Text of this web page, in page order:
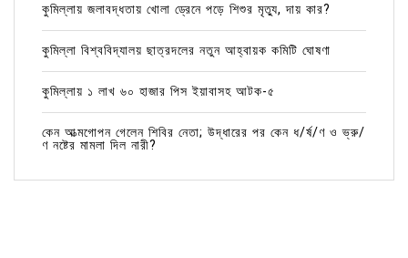
কুমিল্লায় জলাবদ্ধতায় খোলা ড্রেনে পড়ে শিশুর মৃত্যু, দায় কার?
কুমিল্লা বিশ্ববিদ্যালয় ছাত্রদলের নতুন আহ্বায়ক কমিটি ঘোষণা
কুমিল্লায় ১ লাখ ৬০ হাজার পিস ইয়াবাসহ আটক-৫
কেন আত্মগোপন গেলেন শিবির নেতা; উদ্ধারের পর কেন ধ/র্ষ/ণ ও ভ্রু/
ণ নষ্টের মামলা দিল নারী?